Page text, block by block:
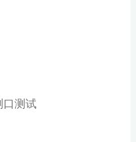
口测试